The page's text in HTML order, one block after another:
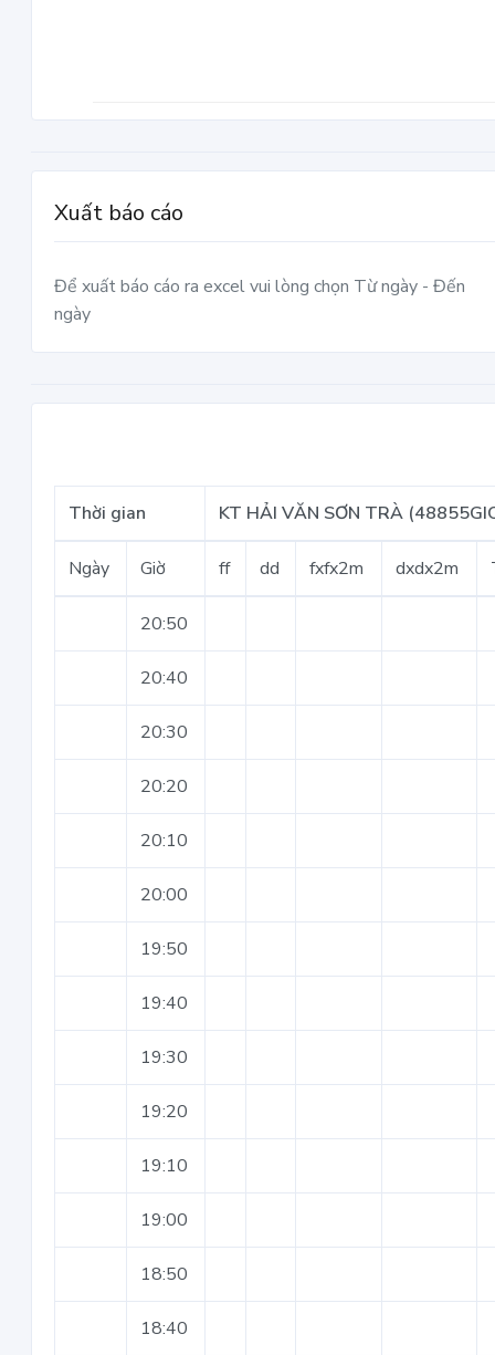
Xuất báo cáo
Để xuất báo cáo ra excel vui lòng chọn Từ ngày - Đến
ngày
Thời gian KT HẢI VĂN SƠN TRÀ
Ngày Giờ ff dd fxfx2m dxdx2m
20:50
20:40
20:30
20:20
20:10
20:00
19:50
19:40
19:30
19:20
19:10
19:00
18:50
18:40